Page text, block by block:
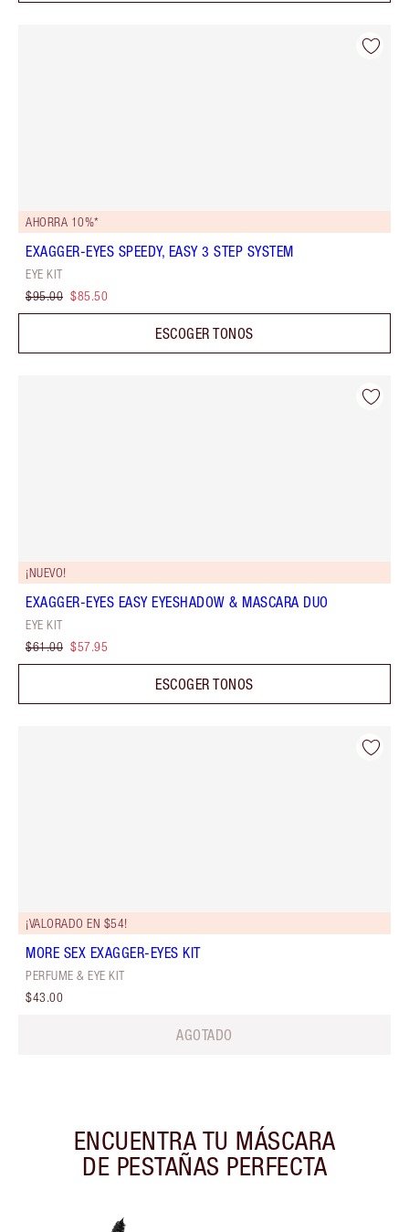
AHORRA 10%*
EXAGGER-EYES SPEEDY, EASY 3 STEP SYSTEM
EYE KIT
$95.00 $85.50
ESCOGER TONOS
¡NUEVO!
EXAGGER-EYES EASY EYESHADOW & MASCARA DUO
EYE KIT
$61.00 $57.95
ESCOGER TONOS
¡VALORADO EN $54!
MORE SEX EXAGGER-EYES KIT
PERFUME & EYE KIT
$43.00
AGOTADO
ENCUENTRA TU MÁSCARA
DE PESTAÑAS PERFECTA